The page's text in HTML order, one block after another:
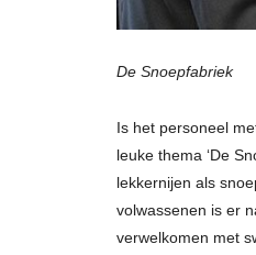
De Snoepfabriek
Is het personeel
leuke thema ‘De
lekkernijen als
volwassenen is er
verwelkomen met